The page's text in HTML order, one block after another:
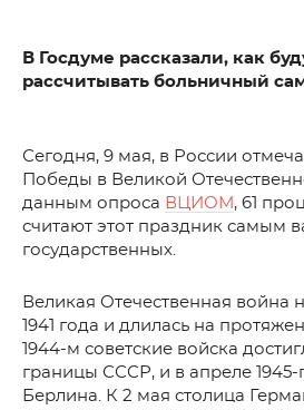
В Госдуме рассказали, как
рассчитывать больничный
Сегодня, 9 мая, в России
Победы в Великой
данным опроса ВЦИОМ , 61
считают этот праздник самым
государственных.
Великая Отечественная война
1941 года и длилась на
1944-м советские войска
границы СССР, и в апреле
Берлина. К 2 мая столица